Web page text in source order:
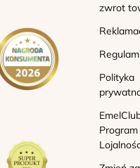
zwrot
Polityka
Program